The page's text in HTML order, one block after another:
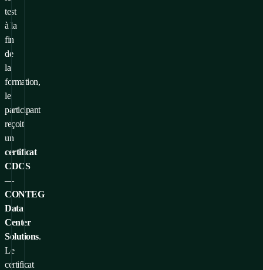
test
à la
fin
de
la
formation,
le
participant
reçoit
un
certificat
CDCS
—
CONTEG
Data
Center
Solutions.
Le
certificat